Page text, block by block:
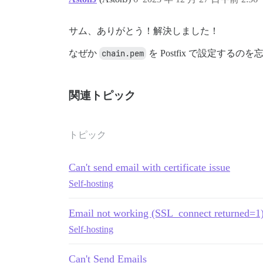
サム、ありがとう！解決しました！
なぜか chain.pem を Postfix で設定するのを
関連トピック
トピック
Can't send email with certificate issue
Self-hosting
Email not working (SSL_connect
Self-hosting
Can't Send Emails